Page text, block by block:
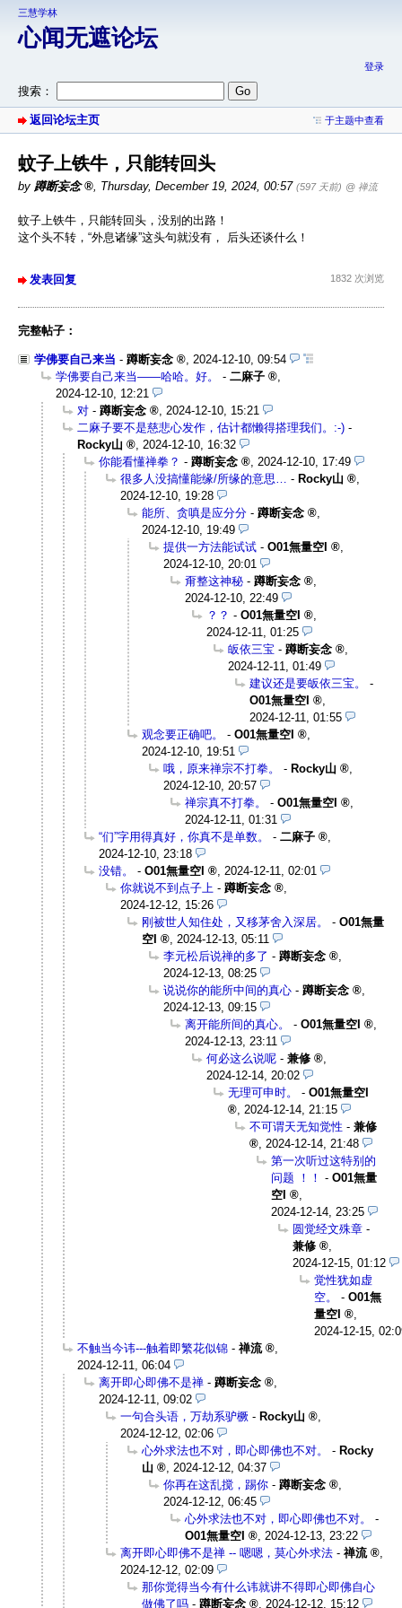
三慧学林
心闻无遮论坛
登录
搜索：
返回论坛主页 于主题中查看
蚊子上铁牛，只能转回头
by 蹲断妄念 , Thursday, December 19, 2024, 00:57 (597 天前) @ 禅流
蚊子上铁牛，只能转回头，没别的出路！
这个头不转，“外息诸缘”这头句就没有， 后头还谈什么！
发表回复 1832 次浏览
完整帖子：
学佛要自己来当 - 蹲断妄念
2024-12-10, 09:54
学佛要自己来当——哈哈。好。
- 二麻子
2024-12-10, 12:21
对 - 蹲断妄念
2024-12-10, 15:21
二麻子要不是慈悲心发作，估计都懒得搭理我们。:-) -
Rocky山
2024-12-10, 16:32
你能看懂禅拳？ - 蹲断妄念
2024-12-10, 17:49
很多人没搞懂能缘/所缘的意思…
- Rocky山
2024-12-10, 19:28
能所、贪嗔是应分分 - 蹲断妄念
2024-12-10, 19:49
提供一方法能试试 - O01無量空I
2024-12-10, 20:01
甭整这神秘 - 蹲断妄念
2024-12-10, 22:49
？？ - O01無量空I
2024-12-11, 01:25
皈依三宝 - 蹲断妄念
2024-12-11, 01:49
建议还是要皈依三宝。
-
O01無量空I
2024-12-11, 01:55
观念要正确吧。
- O01無量空I
2024-12-10, 19:51
哦，原来禅宗不打拳。
- Rocky山
2024-12-10, 20:57
禅宗真不打拳。
- O01無量空I
2024-12-11, 01:31
“们”字用得真好，你真不是单数。
- 二麻子
2024-12-10, 23:18
没错。
- O01無量空I
2024-12-11, 02:01
你就说不到点子上 - 蹲断妄念
2024-12-12, 15:26
刚被世人知住处，又移茅舍入深居。
- O01無量
空I
2024-12-13, 05:11
李元松后说禅的多了 - 蹲断妄念
2024-12-13, 08:25
说说你的能所中间的真心 - 蹲断妄念
2024-12-13, 09:15
离开能所间的真心。
- O01無量空I
2024-12-13, 23:11
何必这么说呢 - 兼修
2024-12-14, 20:02
无理可申时。
- O01無量空I
2024-12-14, 21:15
不可谓天无知觉性 - 兼修
2024-12-14, 21:48
第一次听过这特别的
问题 ！！ - O01無量
空I
2024-12-14, 23:25
圆觉经文殊章 -
兼修
2024-12-15, 01:12
觉性犹如虚
空。
- O01無
量空I
2024-12-15,
不触当今讳---触着即繁花似锦 - 禅流
2024-12-11, 06:04
离开即心即佛不是禅 - 蹲断妄念
2024-12-11, 09:02
一句合头语，万劫系驴橛 - Rocky山
2024-12-12, 02:06
心外求法也不对，即心即佛也不对。
- Rocky
山
2024-12-12, 04:37
你再在这乱搅，踢你 - 蹲断妄念
2024-12-12, 06:45
心外求法也不对，即心即佛也不对。
-
O01無量空I
2024-12-13, 23:22
离开即心即佛不是禅 -- 嗯嗯，莫心外求法 - 禅流
2024-12-12, 02:09
那你觉得当今有什么讳就讲不得即心即佛自心
做佛了吗 - 蹲断妄念 2024-12-12, 15:12